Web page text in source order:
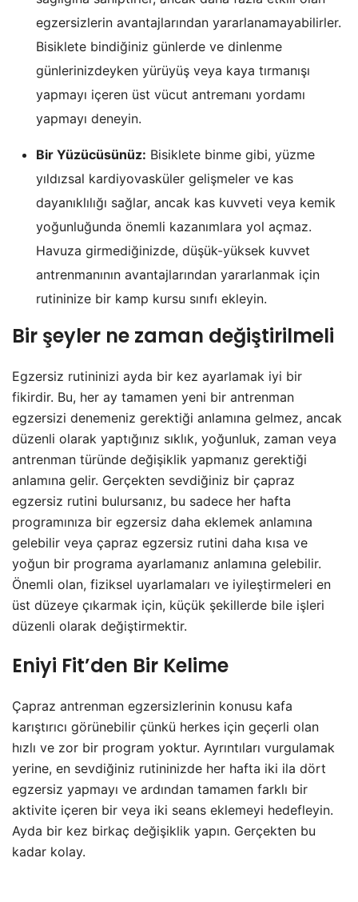
egzersizlerin avantajlarından yararlanamayabilirler.
Bisiklete bindiğiniz günlerde ve dinlenme
günlerinizdeyken yürüyüş veya kaya tırmanışı
yapmayı içeren üst vücut antremanı yordamı
yapmayı deneyin.
Bir Yüzücüsünüz: Bisiklete binme gibi, yüzme
yıldızsal kardiyovasküler gelişmeler ve kas
dayanıklılığı sağlar, ancak kas kuvveti veya kemik
yoğunluğunda önemli kazanımlara yol açmaz.
Havuza girmediğinizde, düşük-yüksek kuvvet
antrenmanının avantajlarından yararlanmak için
rutininize bir kamp kursu sınıfı ekleyin.
Bir şeyler ne zaman değiştirilmeli
Egzersiz rutininizi ayda bir kez ayarlamak iyi bir
fikirdir. Bu, her ay tamamen yeni bir antrenman
egzersizi denemeniz gerektiği anlamına gelmez, ancak
düzenli olarak yaptığınız sıklık, yoğunluk, zaman veya
antrenman türünde değişiklik yapmanız gerektiği
anlamına gelir. Gerçekten sevdiğiniz bir çapraz
egzersiz rutini bulursanız, bu sadece her hafta
programınıza bir egzersiz daha eklemek anlamına
gelebilir veya çapraz egzersiz rutini daha kısa ve
yoğun bir programa ayarlamanız anlamına gelebilir.
Önemli olan, fiziksel uyarlamaları ve iyileştirmeleri en
üst düzeye çıkarmak için, küçük şekillerde bile işleri
düzenli olarak değiştirmektir.
Eniyi Fit’den Bir Kelime
Çapraz antrenman egzersizlerinin konusu kafa
karıştırıcı görünebilir çünkü herkes için geçerli olan
hızlı ve zor bir program yoktur. Ayrıntıları vurgulamak
yerine, en sevdiğiniz rutininizde her hafta iki ila dört
egzersiz yapmayı ve ardından tamamen farklı bir
aktivite içeren bir veya iki seans eklemeyi hedefleyin.
Ayda bir kez birkaç değişiklik yapın. Gerçekten bu
kadar kolay.